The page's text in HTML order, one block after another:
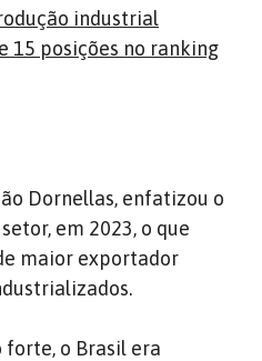
industrial
15 posições no ranking
Dornellas, enfatizou o
em 2023, o que
maior exportador
forte, o Brasil era